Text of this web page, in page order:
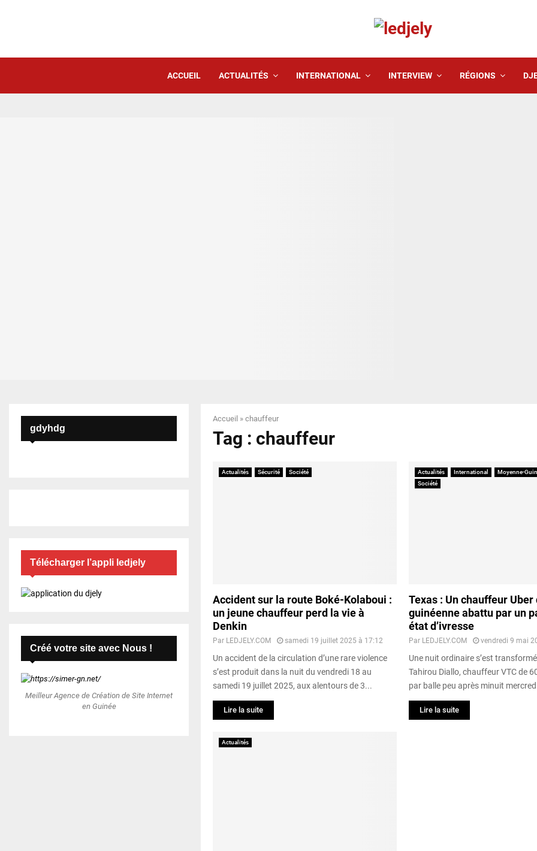
ACCUEIL ACTUALITÉS INTERNATIONAL INTERVIEW RÉGIONS
Accueil » chauffeur
Tag : chauffeur
Actualités Sécurité Société
Accident sur la route Boké-Kolaboui :
un jeune chauffeur perd la vie à
Denkin
Par LEDJELY.COM samedi 19 juillet 2025 à 17:12
Un accident de la circulation d’une rare violence
s’est produit dans la nuit du vendredi 18 au
samedi 19 juillet 2025, aux alentours de 3...
Lire la suite
Actualités International
Moyenne-
Société
Texas : Un chauffeur Uber
guinéenne abattu par un
état d’ivresse
Par LEDJELY.COM vendredi 9 mai
Une nuit ordinaire s’est
Tahirou Diallo, chauffeur VTC de
par balle peu après minuit
Lire la suite
Actualités
gdyhdg
Télécharger l’appli ledjely
Créé votre site avec Nous !
Meilleur Agence de Création de Site Internet
en Guinée